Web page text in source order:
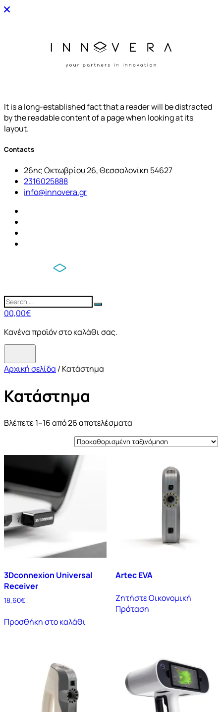
It is a long-established fact that a reader will be distracted
by the readable content of a page when looking at its
layout.
Contacts
26ης Οκτωβρίου 26, Θεσσαλονίκη 54627
2316025888
info@innovera.gr
00,00€
Κανένα προϊόν στο καλάθι σας.
Αρχική σελίδα / Κατάστημα
Κατάστημα
Βλέπετε 1–16 από 26 αποτελέσματα
3Dconnexion Universal
Receiver
18,60€
Προσθήκη στο καλάθι
Artec EVA
Ζητήστε Οικονομική
Πρόταση